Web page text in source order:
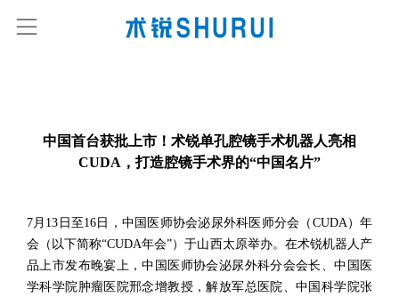
中国首台获批上市！术锐单孔腔镜手术机器人亮相
CUDA，打造腔镜手术界的“中国名片”
7 月 13 日至16日 ， 中国医师协会泌尿外科医师分会（ CUDA ）年
会（以下简称“CUDA年会”）于山西太原举办。 在术锐机器人产
品上市发布晚宴上 ，中国医师协会泌尿外科分会会长、中国医
学科学院肿瘤医院邢念增教授 ，解放军总医院、中国科学院张